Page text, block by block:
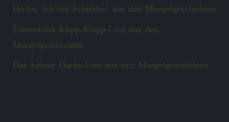
Hu-hu, ich bin Schröder! aus den Morgelgeschichten
Esmeraldas Klipp‑Klapp‑Lied aus den
Morgelgeschichten
Das Lehrer Dachs-Lied aus den Morgelgeschichten